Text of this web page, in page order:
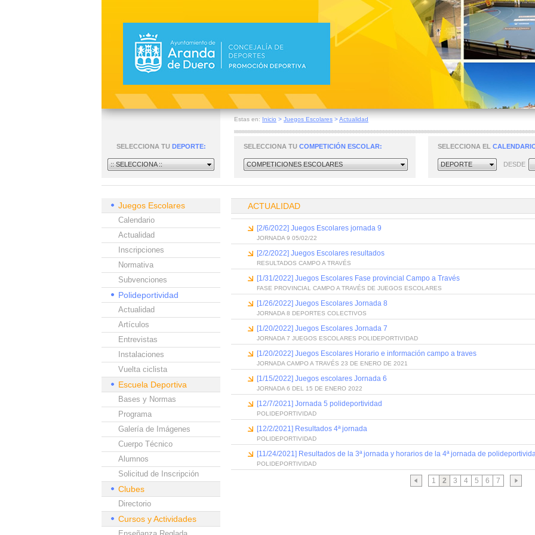
Estas en: Inicio > Juegos Escolares >Actualidad
SELECCIONA TU DEPORTE:
:: SELECCIONA ::
SELECCIONA TU COMPETICIÓN ESCOLAR:
COMPETICIONES ESCOLARES
SELECCIONA EL
DEPORTE DESDE
Juegos Escolares
Calendario
Actualidad
Inscripciones
Normativa
Subvenciones
Polideportividad
Actualidad
Artículos
Entrevistas
Instalaciones
Vuelta ciclista
Escuela Deportiva
Bases y Normas
Programa
Galería de Imágenes
Cuerpo Técnico
Alumnos
Solicitud de Inscripción
Clubes
Directorio
Cursos y Actividades
ACTUALIDAD
[2/6/2022] Juegos Escolares jornada 9
JORNADA 9 05/02/22
[2/2/2022] Juegos Escolares resultados
RESULTADOS CAMPO A TRAVÉS
[1/31/2022] Juegos Escolares Fase provincial Campo a Través
FASE PROVINCIAL CAMPO A TRAVÉS DE JUEGOS ESCOLARES
[1/26/2022] Juegos Escolares Jornada 8
JORNADA 8 DEPORTES COLECTIVOS
[1/20/2022] Juegos Escolares Jornada 7
JORNADA 7 JUEGOS ESCOLARES POLIDEPORTIVIDAD
[1/20/2022] Juegos Escolares Horario e información campo a traves
JORNADA CAMPO A TRAVÉS 23 DE ENERO DE 2021
[1/15/2022] Juegos escolares Jornada 6
JORNADA 6 DEL 15 DE ENERO 2022
[12/7/2021] Jornada 5 polideportividad
POLIDEPORTIVIDAD
[12/2/2021] Resultados 4ª jornada
POLIDEPORTIVIDAD
[11/24/2021] Resultados de la 3ª jornada y horarios de la 4ª jornada de
POLIDEPORTIVIDAD
1 2 3 4 5 6 7